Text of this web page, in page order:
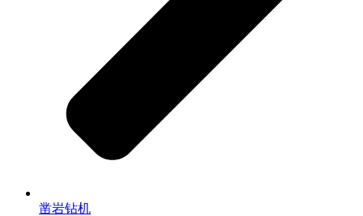
凿岩钻机